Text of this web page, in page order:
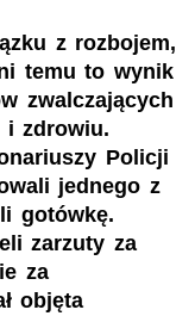
z rozbojem,
temu to wynik
zwalczających
i zdrowiu.
Policji
jednego z
gotówkę.
zarzuty za
za
objęta